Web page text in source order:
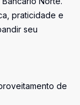
praticidade e
seu
de